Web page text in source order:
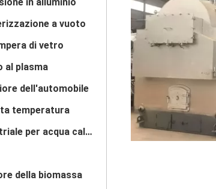
a vuoto
di vetro
al plasma
dell'automobile
temperatura
Caldaia industriale per acqua calda
della biomassa